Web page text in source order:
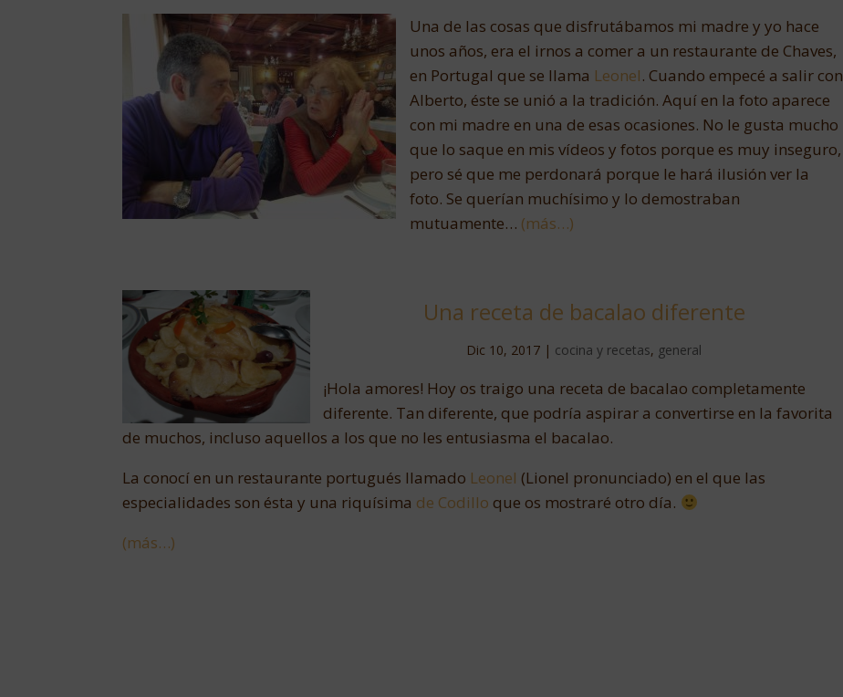
Una de las cosas que disfrutábamos mi madre y yo hace
unos años, era el irnos a comer a un restaurante de Chaves,
en Portugal que se llama Leonel. Cuando empecé a salir con
Alberto, éste se unió a la tradición. Aquí en la foto aparece
con mi madre en una de esas ocasiones. No le gusta mucho
que lo saque en mis vídeos y fotos porque es muy inseguro,
pero sé que me perdonará porque le hará ilusión ver la
foto. Se querían muchísimo y lo demostraban
mutuamente… (más…)
Una receta de bacalao diferente
Dic 10, 2017 | cocina y recetas, general
¡Hola amores! Hoy os traigo una receta de bacalao completamente
diferente. Tan diferente, que podría aspirar a convertirse en la favorita
de muchos, incluso aquellos a los que no les entusiasma el bacalao.
La conocí en un restaurante portugués llamado Leonel (Lionel pronunciado) en el que las
especialidades son ésta y una riquísima de Codillo que os mostraré otro día.
(más…)